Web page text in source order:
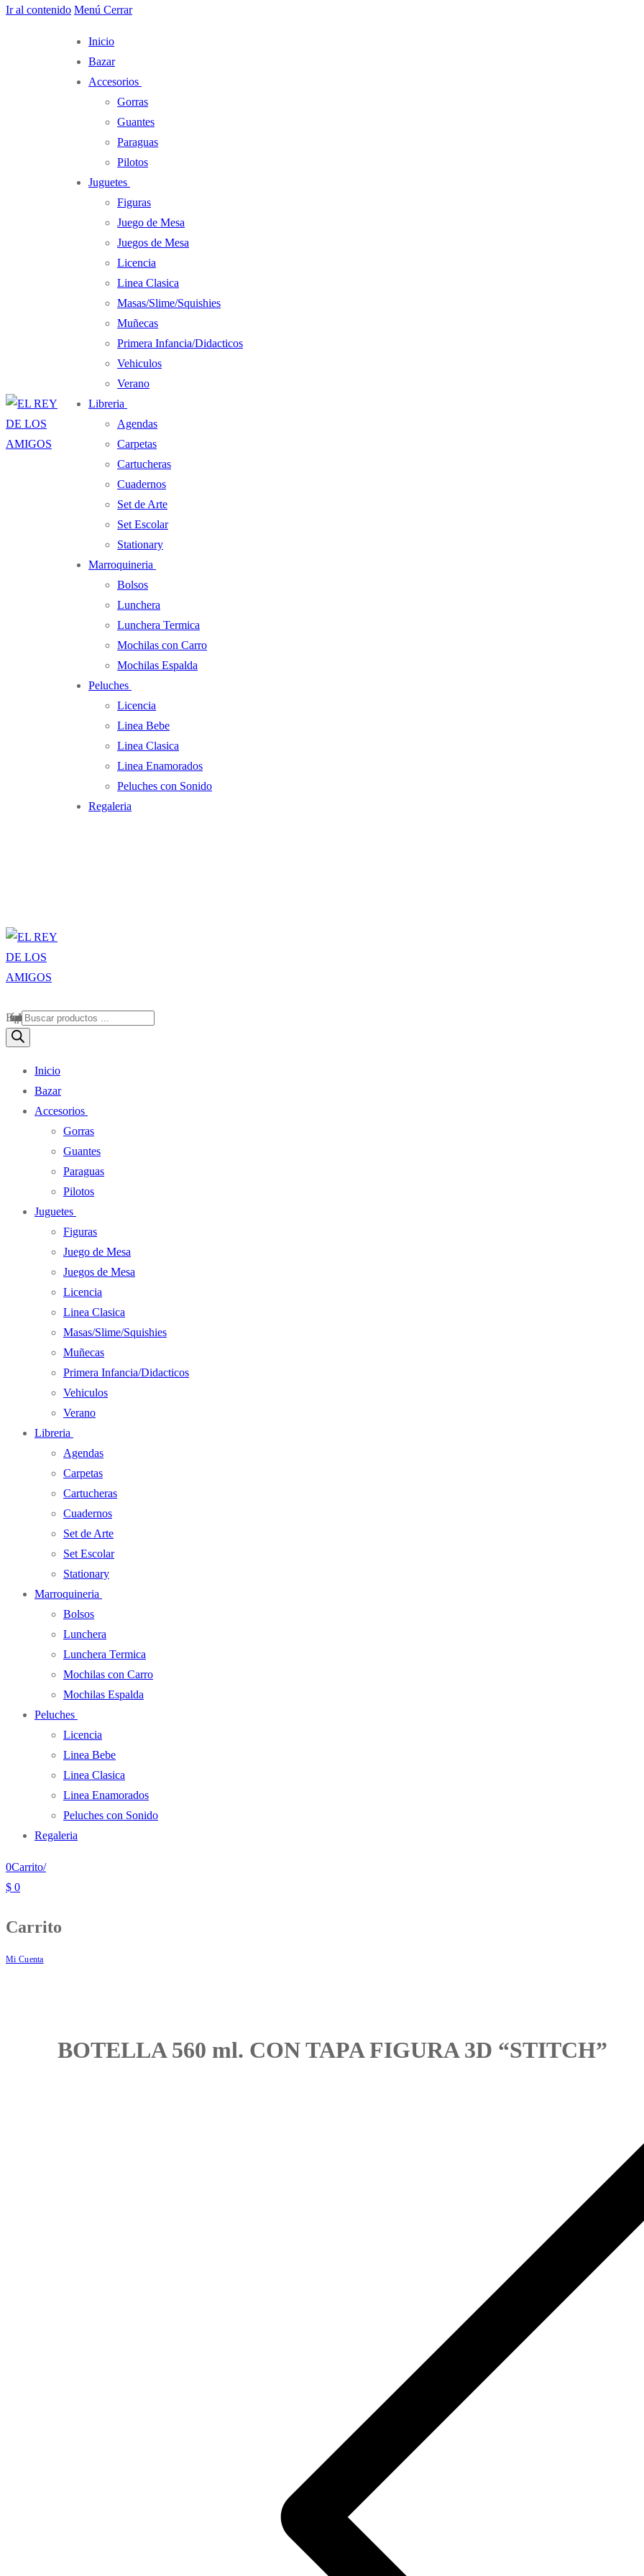
Ir al contenido Menú Cerrar
Inicio
Bazar
Accesorios
Gorras
Guantes
Paraguas
Pilotos
Juguetes
Figuras
Juego de Mesa
Juegos de Mesa
Licencia
Linea Clasica
Masas/Slime/Squishies
Muñecas
Primera Infancia/Didacticos
Vehiculos
Verano
Libreria
Agendas
Carpetas
Cartucheras
Cuadernos
Set de Arte
Set Escolar
Stationary
Marroquineria
Bolsos
Lunchera
Lunchera Termica
Mochilas con Carro
Mochilas Espalda
Peluches
Licencia
Linea Bebe
Linea Clasica
Linea Enamorados
Peluches con Sonido
Regaleria
Búsqueda de productos
Inicio
Bazar
Accesorios
Gorras
Guantes
Paraguas
Pilotos
Juguetes
Figuras
Juego de Mesa
Juegos de Mesa
Licencia
Linea Clasica
Masas/Slime/Squishies
Muñecas
Primera Infancia/Didacticos
Vehiculos
Verano
Libreria
Agendas
Carpetas
Cartucheras
Cuadernos
Set de Arte
Set Escolar
Stationary
Marroquineria
Bolsos
Lunchera
Lunchera Termica
Mochilas con Carro
Mochilas Espalda
Peluches
Licencia
Linea Bebe
Linea Clasica
Linea Enamorados
Peluches con Sonido
Regaleria
0Carrito/
$ 0
Carrito
Mi Cuenta
BOTELLA 560 ml. CON TAPA FIGURA 3D “STITCH”